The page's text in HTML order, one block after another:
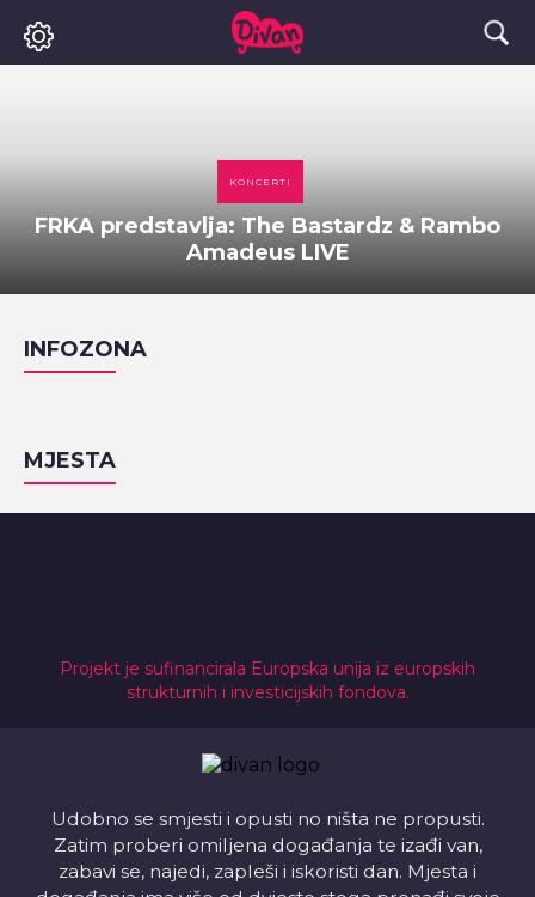
KONCERTI
FRKA predstavlja: The Bastardz & Rambo
Amadeus LIVE
INFOZONA
MJESTA
Projekt je sufinancirala Europska unija iz europskih
strukturnih i investicijskih fondova.
Udobno se smjesti i opusti no ništa ne propusti.
Zatim proberi omiljena događanja te izađi van,
zabavi se, najedi, zapleši i iskoristi dan. Mjesta i